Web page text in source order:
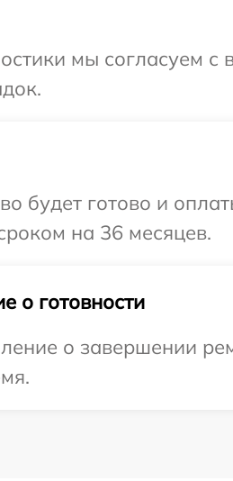
мы согласуем
будет готово и
на 36 месяцев.
о готовности
о завершении